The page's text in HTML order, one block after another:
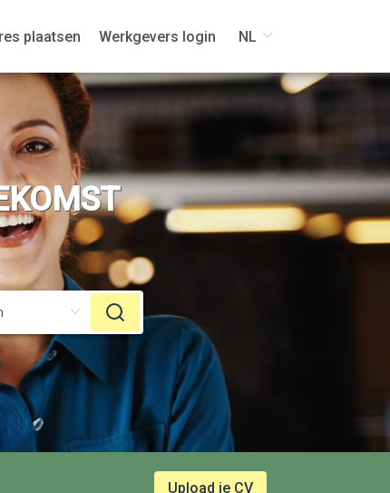
plaatsen Werkgevers login NL
Upload je CV